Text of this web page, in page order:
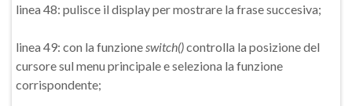
linea 48: pulisce il display per mostrare la frase succesiva;
linea 49: con la funzioneswitch()controlla la posizione del
cursore sul menu principale e seleziona la funzione
corrispondente;